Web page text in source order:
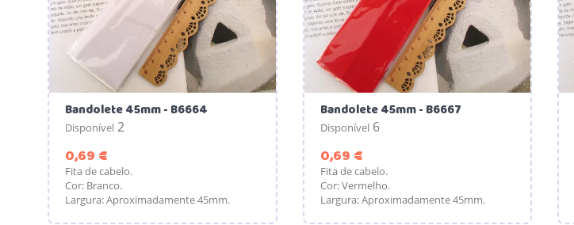
Bandolete 45mm - B6664
Disponível 2
0,69 €
Fita de cabelo.
Cor: Branco.
Largura: Aproximadamente 45mm.
Bandolete 45mm - B6667
Disponível 6
0,69 €Preço
Fita de cabelo.
Cor: Vermelho.
Largura: Aproximadamente 45mm.